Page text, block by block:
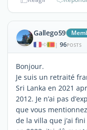
Gallego59
| 96POSTS
Bonjour.
Je suis un retraité
Sri Lanka en 2021
2012. Je n’ai pas
que vous
de la villa que j’ai